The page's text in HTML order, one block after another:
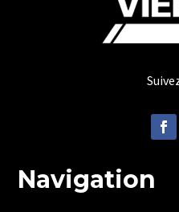
Navigation